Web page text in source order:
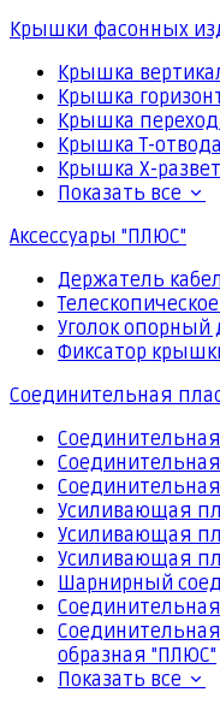
Крышки фасонных
Крышка
Крышка
Крышка
Крышка Т-
Крышка Х-
Показать все
Аксессуары "ПЛЮС"
Держатель
Уголок опорный
Фиксатор
Соединительная
Усиливающая
Усиливающая
Усиливающая
Шарнирный
образная "ПЛЮС"
Показать все